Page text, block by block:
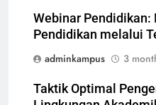
Webinar
Pendidikan melalui
adminkampus
3
Taktik Optimal